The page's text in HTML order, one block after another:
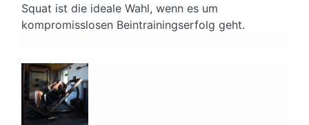
Squat ist die ideale Wahl, wenn es um
kompromisslosen Beintrainingserfolg geht.